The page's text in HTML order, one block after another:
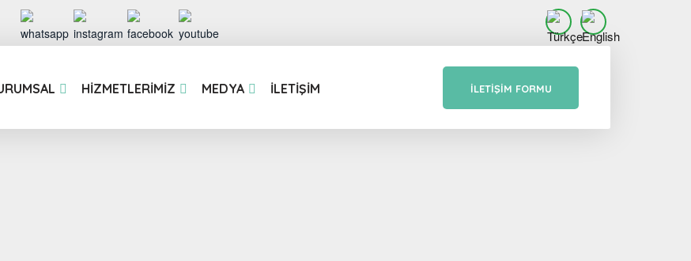
HIZMETLERIMIZ MEDYA İLETIŞIM İLETIŞIM FORMU